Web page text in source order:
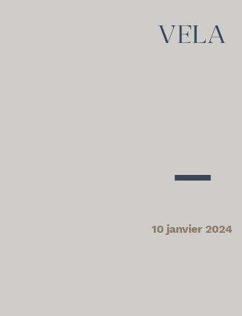
—
10 janvier 2024